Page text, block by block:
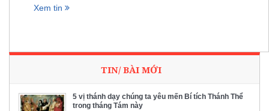
Xem tin
TIN/ BÀI MỚI
5 vị thánh dạy chúng ta yêu mến Bí tích Thánh Thể
trong tháng Tám này